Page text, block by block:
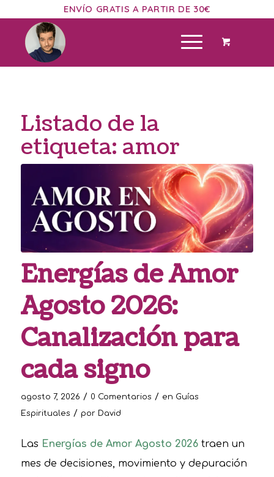
ENVÍO GRATIS A PARTIR DE 30€
Listado de la
etiqueta: amor
Energías de Amor
Agosto 2026:
Canalización para
cada signo
agosto 7, 2026 / 0 Comentarios / en Guías
Espirituales / por David
Las Energías de Amor Agosto 2026traen un
mes de decisiones, movimiento y depuración